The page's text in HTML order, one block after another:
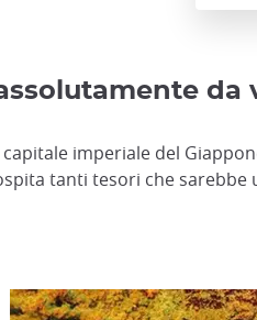
da
imperiale del
tanti tesori che